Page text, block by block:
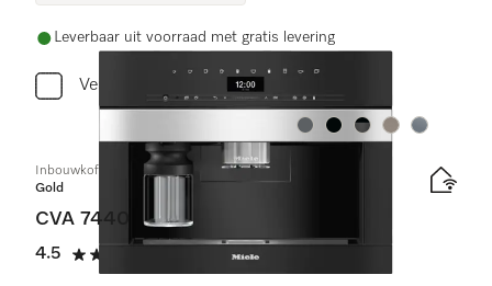
Leverbaar uit voorraad met gratis levering
Vergelijken
Kleur:Kleur:Kleur:Kleur:Kleur:
Inbouwkoffiemachine
Gold
CVA 7440
4.5
4.5 sterren op 5
(11 beoordelingen)